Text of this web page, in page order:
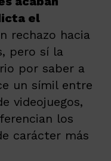
el
rechazo hacia
pero sí la
por saber a
un símil entre
videojuegos,
los
carácter más